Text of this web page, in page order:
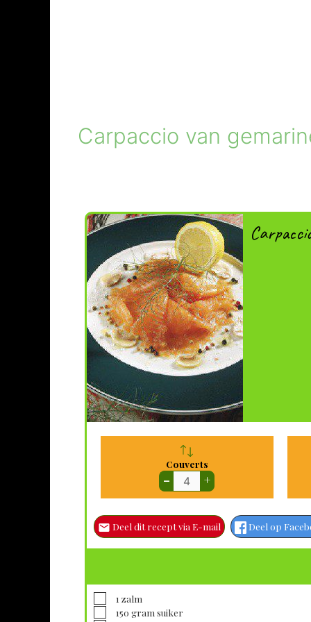
Carpaccio van
Couverts
– +
Deel dit recept via E-mail Deel op
▢1 zalm
▢
150 gram suiker